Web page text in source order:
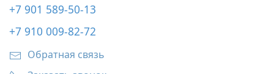
+7 901 589-50-13
+7 910 009-82-72
Обратная связь